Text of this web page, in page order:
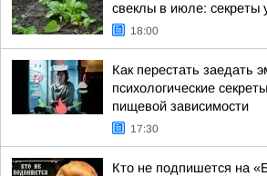
свеклы в июле: секреты
18:00
Как перестать заедать
психологические
пищевой зависимости
17:30
Кто не подпишется на